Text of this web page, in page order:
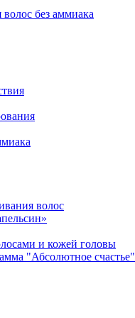
без аммиака
волос
и кожей головы
"Абсолютное счастье"